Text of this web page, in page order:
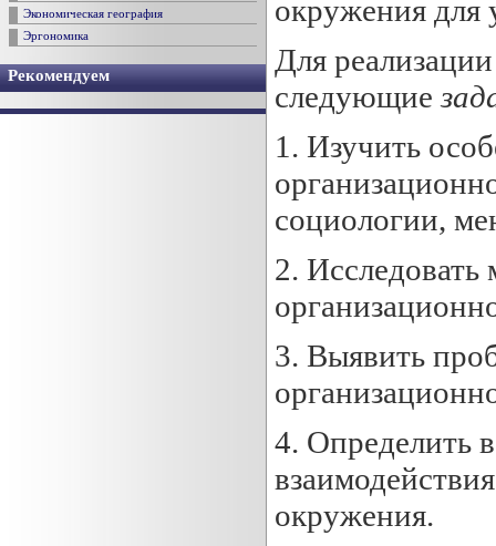
Экономическая география
Эргономика
Рекомендуем
окружения для
Для
следующие
1. Изучить
социологии,
2. Исследовать
3. Выявить
4. Определить
окружения.